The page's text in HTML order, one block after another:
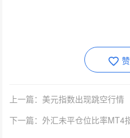
赞
上一篇：美元指数出现跳空行情
下一篇：外汇未平仓位比率MT4